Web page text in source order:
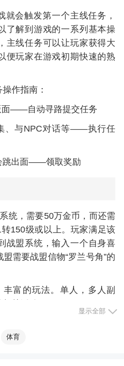
就会触发第一个主线任务，
了解到游戏的一系列基本操
主线任务可以让玩家获得大
便玩家在游戏初期快速的熟
作指南：
面——自动寻路提交任务
、与NPC对话等——执行任
跳出面——领取奖励
统，需要50万金币，而还需
150级或以上。玩家满足该
战盟系统，输入一个自身喜
需要战盟信物“罗兰号角”的
富的玩法。单人，多人副
人积分排名，发放经验、绑
显示全部
体育